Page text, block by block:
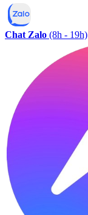
Chat Zalo (8h - 19h)